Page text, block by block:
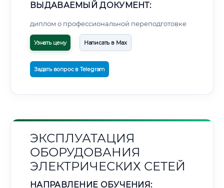
ВЫДАВАЕМЫЙ ДОКУМЕНТ:
диплом о профессиональной переподготовке
Узнать цену Написать в Max
Задать вопрос в Telegram
ЭКСПЛУАТАЦИЯ
ОБОРУДОВАНИЯ
ЭЛЕКТРИЧЕСКИХ СЕТЕЙ
НАПРАВЛЕНИЕ ОБУЧЕНИЯ: